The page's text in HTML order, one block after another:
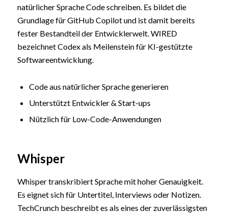
natürlicher Sprache Code schreiben. Es bildet die
Grundlage für GitHub Copilot und ist damit bereits
fester Bestandteil der Entwicklerwelt. WIRED
bezeichnet Codex als Meilenstein für KI-gestützte
Softwareentwicklung.
Code aus natürlicher Sprache generieren
Unterstützt Entwickler & Start-ups
Nützlich für Low-Code-Anwendungen
Whisper
Whisper transkribiert Sprache mit hoher Genauigkeit.
Es eignet sich für Untertitel, Interviews oder Notizen.
TechCrunch beschreibt es als eines der zuverlässigsten